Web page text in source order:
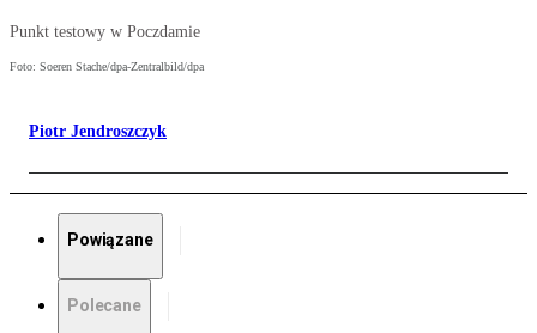
Punkt testowy w Poczdamie
Foto: Soeren Stache/dpa-Zentralbild/dpa
Piotr Jendroszczyk
Powiązane
Polecane